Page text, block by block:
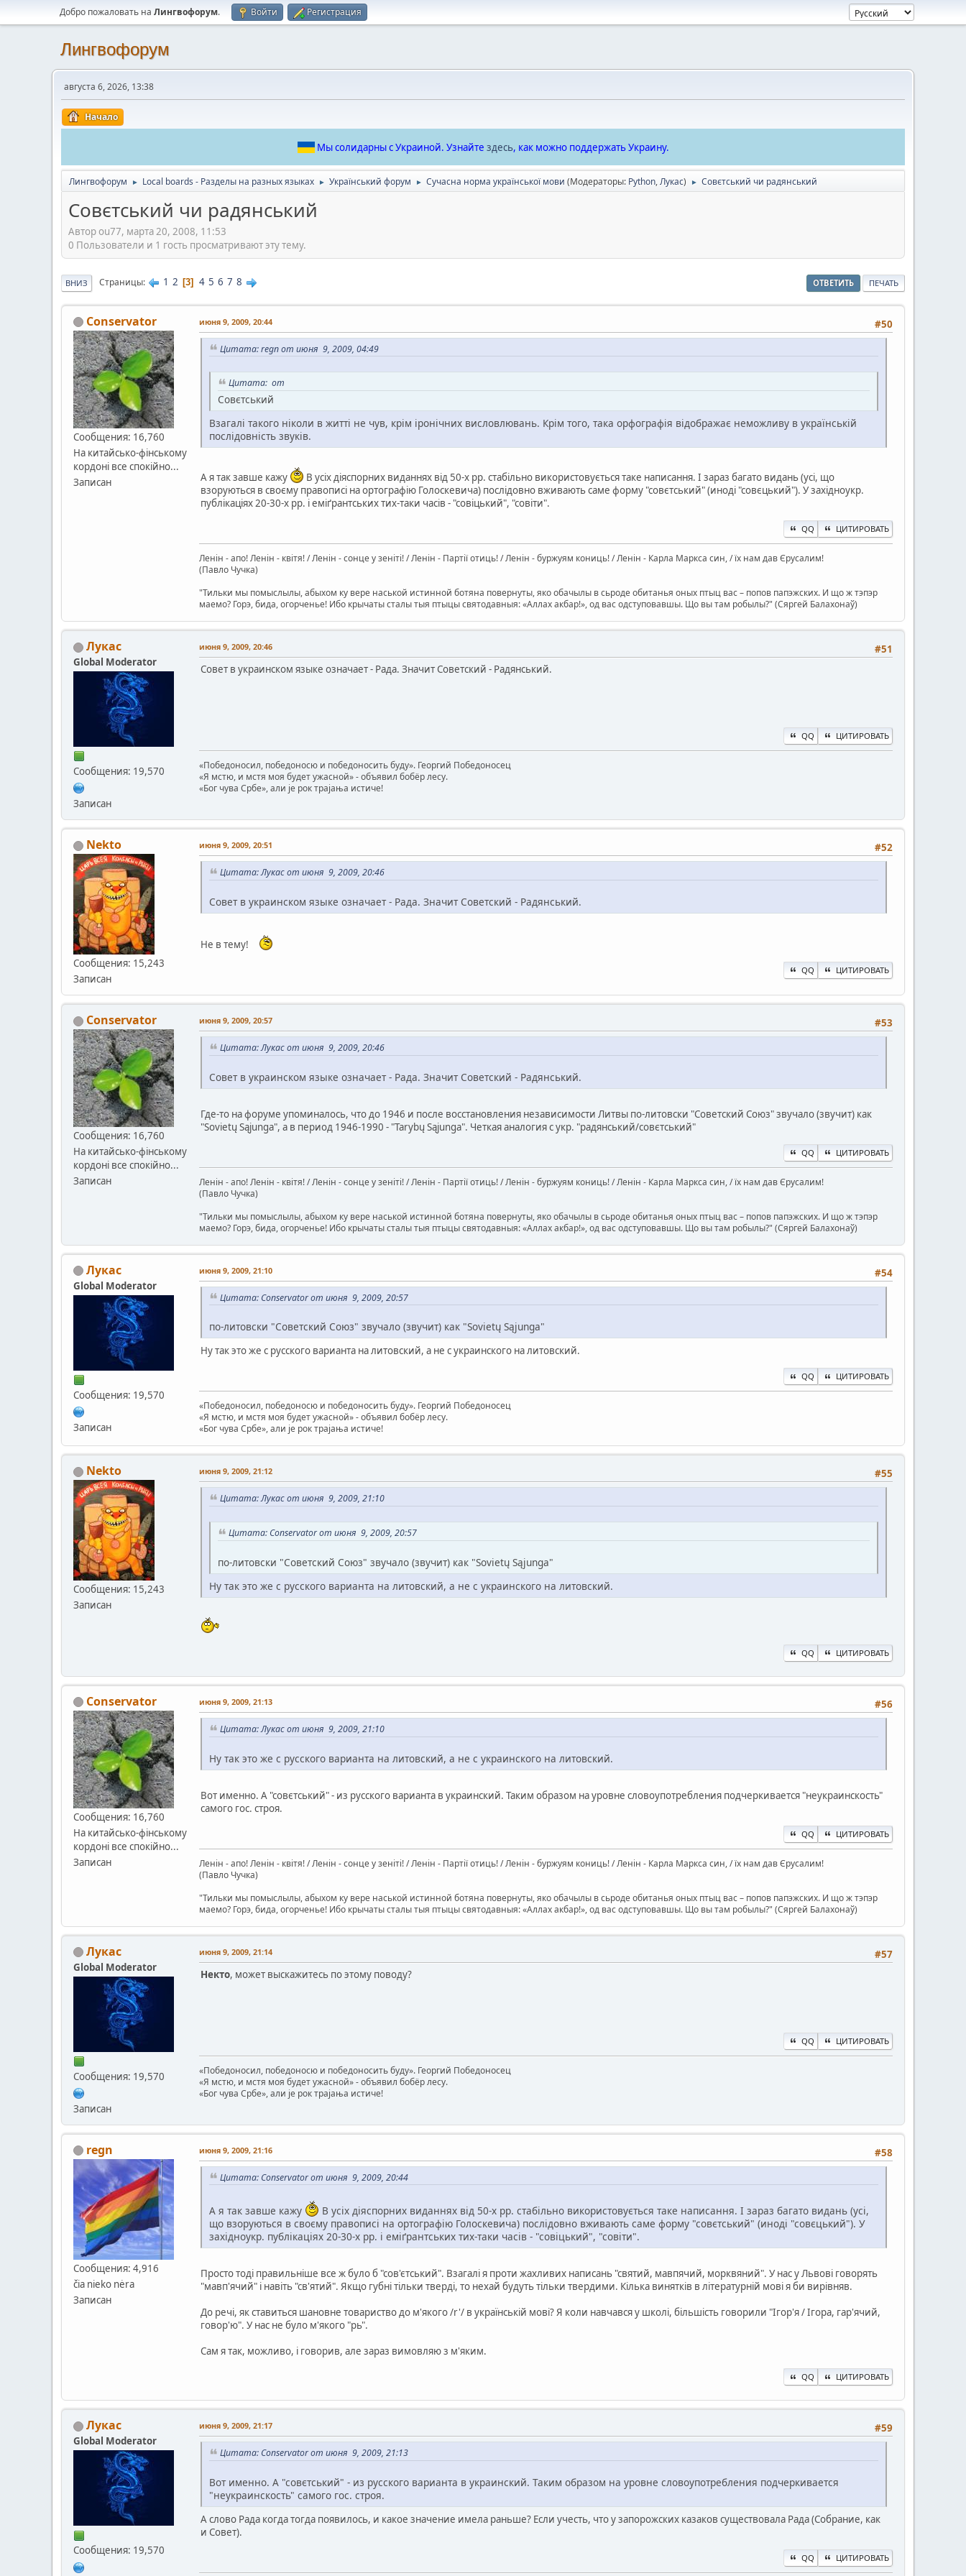
Добро пожаловать на Лингвофорум. Войти Регистрация
Лингвофорум
августа 6, 2026, 13:38
Начало
Мы солидарны с Украиной. Узнайте здесь, как можно поддержать Украину.
Лингвофорум ► Local boards - Разделы на разных языках ► Український форум ► Сучасна норма української мови (Модераторы: Python,Лукас) ► Совєтський чи радянський
Совєтський чи радянський
Автор ou77, марта 20, 2008, 11:53
0 Пользователи и 1 гость просматривают эту тему.
ОТВЕТИТЬ ПЕЧАТЬ
ВНИЗ Страницы 1 2 3 4 5 6 7 8
Conservator
Сообщения: 16,760
На китайсько-фінському
кордоні все спокійно...
Записан
#50
июня 9, 2009, 20:44
Цитата: regn от июня 9, 2009, 04:49
Цитата: от
Совєтський
Взагалі такого ніколи в житті не чув, крім іронічних висловлювань. Крім того, така орфографія відображає неможливу в українській
послідовність звуків.
А я так завше кажу
В усіх діяспорних виданнях від 50-х рр. стабільно використовується таке написання. І зараз багато видань (усі, що
взоруються в своєму правописі на ортографію Голоскевича) послідовно вживають саме форму "совєтський" (иноді "совєцький"). У західноукр.
публікаціях 20-30-х рр. і еміґрантських тих-таки часів - "совіцький", "совіти".
QQ ЦИТИРОВАТЬ
Ленін - апо! Ленін - квітя! / Ленін - сонце у зеніті! / Ленін - Партії отиць! / Ленін - буржуям кониць! / Ленін - Карла Маркса син, / їх нам дав Єрусалим!
(Павло Чучка)
"Тильки мы помыслылы, абыхом ку вере наськой истинной ботяна повернуты, яко обачылы в сьроде обитанья оных птыц вас – попов папэжских. И що ж тэпэр
маемо? Горэ, бида, огорченье! Ибо крычаты сталы тыя птыцы святодавныя: «Аллах акбар!», од вас одступовавшы. Що вы там робылы?" (Сяргей Балахонаў)
Лукас
Global Moderator
Сообщения: 19,570
Записан
#51
июня 9, 2009, 20:46
Совет в украинском языке означает - Рада. Значит Советский - Радянський.
QQ ЦИТИРОВАТЬ
«Победоносил, победоносю и победоносить буду». Георгий Победоносец
«Я мстю, и мстя моя будет ужасной» - объявил бобёр лесу.
«Бог чува Србе», али је рок трајања истиче!
Nekto
Сообщения: 15,243
Записан
#52
июня 9, 2009, 20:51
Цитата: Лукас от июня 9, 2009, 20:46
Совет в украинском языке означает - Рада. Значит Советский - Радянський.
Не в тему!
QQ ЦИТИРОВАТЬ
Conservator
Сообщения: 16,760
На китайсько-фінському
кордоні все спокійно...
Записан
#53
июня 9, 2009, 20:57
Цитата: Лукас от июня 9, 2009, 20:46
Совет в украинском языке означает - Рада. Значит Советский - Радянський.
Где-то на форуме упоминалось, что до 1946 и после восстановления независимости Литвы по-литовски "Советский Союз" звучало (звучит) как
"Sovietų Sąjunga", а в период 1946-1990 - "Tarybų Sąjunga". Четкая аналогия с укр. "радянський/совєтський"
QQ ЦИТИРОВАТЬ
Ленін - апо! Ленін - квітя! / Ленін - сонце у зеніті! / Ленін - Партії отиць! / Ленін - буржуям кониць! / Ленін - Карла Маркса син, / їх нам дав Єрусалим!
(Павло Чучка)
"Тильки мы помыслылы, абыхом ку вере наськой истинной ботяна повернуты, яко обачылы в сьроде обитанья оных птыц вас – попов папэжских. И що ж тэпэр
маемо? Горэ, бида, огорченье! Ибо крычаты сталы тыя птыцы святодавныя: «Аллах акбар!», од вас одступовавшы. Що вы там робылы?" (Сяргей Балахонаў)
Лукас
Global Moderator
Сообщения: 19,570
Записан
#54
июня 9, 2009, 21:10
Цитата: Conservator от июня 9, 2009, 20:57
по-литовски "Советский Союз" звучало (звучит) как "Sovietų Sąjunga"
Ну так это же с русского варианта на литовский, а не с украинского на литовский.
QQ ЦИТИРОВАТЬ
«Победоносил, победоносю и победоносить буду». Георгий Победоносец
«Я мстю, и мстя моя будет ужасной» - объявил бобёр лесу.
«Бог чува Србе», али је рок трајања истиче!
Nekto
Сообщения: 15,243
Записан
#55
июня 9, 2009, 21:12
Цитата: Лукас от июня 9, 2009, 21:10
Цитата: Conservator от июня 9, 2009, 20:57
по-литовски "Советский Союз" звучало (звучит) как "Sovietų Sąjunga"
Ну так это же с русского варианта на литовский, а не с украинского на литовский.
QQ ЦИТИРОВАТЬ
Conservator
Сообщения: 16,760
На китайсько-фінському
кордоні все спокійно...
Записан
#56
июня 9, 2009, 21:13
Цитата: Лукас от июня 9, 2009, 21:10
Ну так это же с русского варианта на литовский, а не с украинского на литовский.
Вот именно. А "совєтський" - из русского варианта в украинский. Таким образом на уровне словоупотребления подчеркивается "неукраинскость"
самого гос. строя.
QQ ЦИТИРОВАТЬ
Ленін - апо! Ленін - квітя! / Ленін - сонце у зеніті! / Ленін - Партії отиць! / Ленін - буржуям кониць! / Ленін - Карла Маркса син, / їх нам дав Єрусалим!
(Павло Чучка)
"Тильки мы помыслылы, абыхом ку вере наськой истинной ботяна повернуты, яко обачылы в сьроде обитанья оных птыц вас – попов папэжских. И що ж тэпэр
маемо? Горэ, бида, огорченье! Ибо крычаты сталы тыя птыцы святодавныя: «Аллах акбар!», од вас одступовавшы. Що вы там робылы?" (Сяргей Балахонаў)
Лукас
Global Moderator
Сообщения: 19,570
Записан
#57
июня 9, 2009, 21:14
Некто, может выскажитесь по этому поводу?
QQ ЦИТИРОВАТЬ
«Победоносил, победоносю и победоносить буду». Георгий Победоносец
«Я мстю, и мстя моя будет ужасной» - объявил бобёр лесу.
«Бог чува Србе», али је рок трајања истиче!
regn
Сообщения: 4,916
čia nieko nėra
Записан
#58
июня 9, 2009, 21:16
Цитата: Conservator от июня 9, 2009, 20:44
А я так завше кажу
В усіх діяспорних виданнях від 50-х рр. стабільно використовується таке написання. І зараз багато видань (усі,
що взоруються в своєму правописі на ортографію Голоскевича) послідовно вживають саме форму "совєтський" (иноді "совєцький"). У
західноукр. публікаціях 20-30-х рр. і еміґрантських тих-таки часів - "совіцький", "совіти".
Просто тоді правильніше все ж було б "сов'єтський". Взагалі я проти жахливих написань "святий, мавпячий, морквяний". У нас у Львові говорять
"мавп'ячий" і навіть "св'ятий". Якщо губні тільки тверді, то нехай будуть тільки твердими. Кілька винятків в літературній мові я би вирівняв.
До речі, як ставиться шановне товариство до м'якого /r'/ в українській мові? Я коли навчався у школі, більшість говорили "Ігор'я / Ігора, гар'ячий,
говор'ю". У нас не було м'якого "рь".
Сам я так, можливо, і говорив, але зараз вимовляю з м'яким.
QQ ЦИТИРОВАТЬ
Лукас
Global Moderator
Сообщения: 19,570
#59
июня 9, 2009, 21:17
Цитата: Conservator от июня 9, 2009, 21:13
Вот именно. А "совєтський" - из русского варианта в украинский. Таким образом на уровне словоупотребления подчеркивается
"неукраинскость" самого гос. строя.
А слово Рада когда тогда появилось, и какое значение имела раньше? Если учесть, что у запорожских казаков существовала Рада (Собрание, как
и Совет).
QQ ЦИТИРОВАТЬ